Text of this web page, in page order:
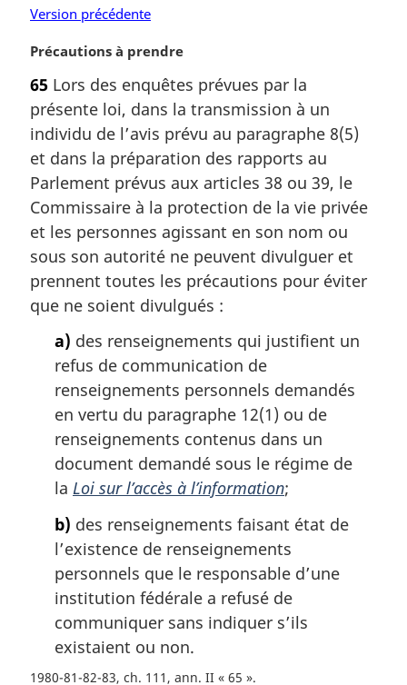
Version précédente
N
t
e
m
a
g
i
n
a
e
:
Précautions à prendre
65 Lors des enquêtes prévues par la
présente loi, dans la transmission à un
individu de l’avis prévu au paragraphe 8(5)
et dans la préparation des rapports au
Parlement prévus aux articles 38 ou 39, le
Commissaire à la protection de la vie privée
et les personnes agissant en son nom ou
sous son autorité ne peuvent divulguer et
prennent toutes les précautions pour éviter
que ne soient divulgués :
a) des renseignements qui justifient un
refus de communication de
renseignements personnels demandés
en vertu du paragraphe 12(1) ou de
renseignements contenus dans un
document demandé sous le régime de
la Loi sur l’accès à l’information;
b) des renseignements faisant état de
l’existence de renseignements
personnels que le responsable d’une
institution fédérale a refusé de
communiquer sans indiquer s’ils
existaient ou non.
1980-81-82-83, ch. 111, ann. II « 65 »